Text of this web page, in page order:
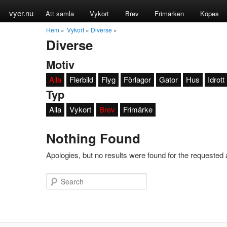
vyer.nu Att samla Vykort Brev Frimärken Köpes
Hem » Vykort » Diverse »
Diverse
Motiv
Alla Flerbild Flyg Förlagor Gator Hus Idrott
Typ
Alla Vykort Brev Frimärke
Nothing Found
Apologies, but no results were found for the
Search